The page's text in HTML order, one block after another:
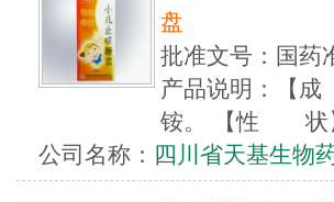
盘
批准文号：国
产品说明：【
铵。 【性 状】
公司名称： 四川省天基生物